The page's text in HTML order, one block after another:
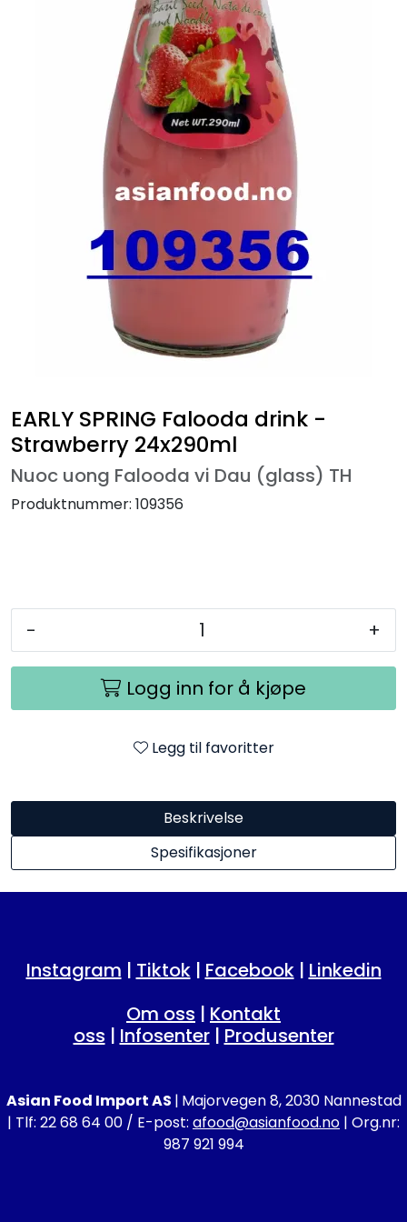
EARLY SPRING Falooda drink -
Strawberry 24x290ml
Nuoc uong Falooda vi Dau (glass) TH
Produktnummer: 109356
- +
Logg inn for å kjøpe
Legg til favoritter
Beskrivelse
Spesifikasjoner
Instagram | Tiktok| Facebook| Linkedin
Om oss | Kontakt
oss | Infosenter| Produsenter
Asian Food Import AS | Majorvegen 8, 2030 Nannestad
| Tlf: 22 68 64 00 / E-post: afood@asianfood.no | Org.nr:
987 921 994